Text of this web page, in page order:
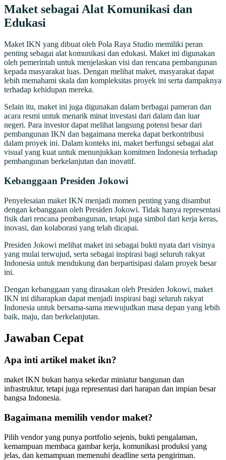
Maket sebagai Alat Komunikasi dan
Edukasi
Maket IKN yang dibuat oleh Pola Raya Studio memiliki peran
penting sebagai alat komunikasi dan edukasi. Maket ini digunakan
oleh pemerintah untuk menjelaskan visi dan rencana pembangunan
kepada masyarakat luas. Dengan melihat maket, masyarakat dapat
lebih memahami skala dan kompleksitas proyek ini serta dampaknya
terhadap kehidupan mereka.
Selain itu, maket ini juga digunakan dalam berbagai pameran dan
acara resmi untuk menarik minat investasi dari dalam dan luar
negeri. Para investor dapat melihat langsung potensi besar dari
pembangunan IKN dan bagaimana mereka dapat berkontribusi
dalam proyek ini. Dalam konteks ini, maket berfungsi sebagai alat
visual yang kuat untuk menunjukkan komitmen Indonesia terhadap
pembangunan berkelanjutan dan inovatif.
Kebanggaan Presiden Jokowi
Penyelesaian maket IKN menjadi momen penting yang disambut
dengan kebanggaan oleh Presiden Jokowi. Tidak hanya representasi
fisik dari rencana pembangunan, tetapi juga simbol dari kerja keras,
inovasi, dan kolaborasi yang telah dicapai.
Presiden Jokowi melihat maket ini sebagai bukti nyata dari visinya
yang mulai terwujud, serta sebagai inspirasi bagi seluruh rakyat
Indonesia untuk mendukung dan berpartisipasi dalam proyek besar
ini.
Dengan kebanggaan yang dirasakan oleh Presiden Jokowi, maket
IKN ini diharapkan dapat menjadi inspirasi bagi seluruh rakyat
Indonesia untuk bersama-sama mewujudkan masa depan yang lebih
baik, maju, dan berkelanjutan.
Jawaban Cepat
Apa inti artikel maket ikn?
maket IKN bukan hanya sekedar miniatur bangunan dan
infrastruktur, tetapi juga representasi dari harapan dan impian besar
bangsa Indonesia.
Bagaimana memilih vendor maket?
Pilih vendor yang punya portfolio sejenis, bukti pengalaman,
kemampuan membaca gambar kerja, komunikasi produksi yang
jelas, dan kemampuan memenuhi deadline serta pengiriman.